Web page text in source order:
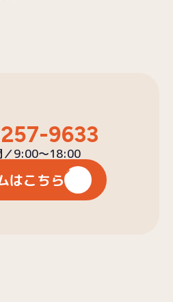
9633
／9:00〜18:00
はこちら